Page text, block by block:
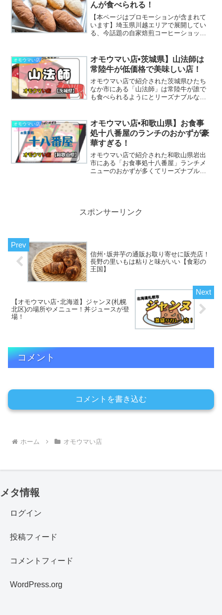
んが食べられる！
【本ページはプロモーションが含まれて
います】埼玉県川越エリアで展開してい
る、今話題の自家焙煎コーヒーショップ
合わせた「パーズン」やフードメニュー
には「...
オモウマい店
オモウマい店•茨城県】山法師は
常陸牛が低価格で美味しい店！
オモウマい店で紹介された茨城県ひたち
なか市にある「山法師」は常陸牛が誰で
も食べられるようにとリーズナブルな価
オモウマい店
オモウマい店•和歌山県】お食事
処十八番屋のランチのおかずが豪
華すぎる！
オモウマい店で紹介された和歌山県岩出
市にある「お食事処十八番屋」ランチメ
ニューのおかずが多くてリーズナブルす
スポンサーリンク
信州･坂井芋の通販お取り寄せに販売店！
長野の里いもは粘りと味がいい【食彩の
王国】
【オモウマい店･北海道】ジャンヌ(札幌
北区)の場所やメニュー！丼ジュースが登
場！
コメント
コメントを書き込む
ホーム オモウマい店
メタ情報
ログイン
投稿フィード
コメントフィード
WordPress.org